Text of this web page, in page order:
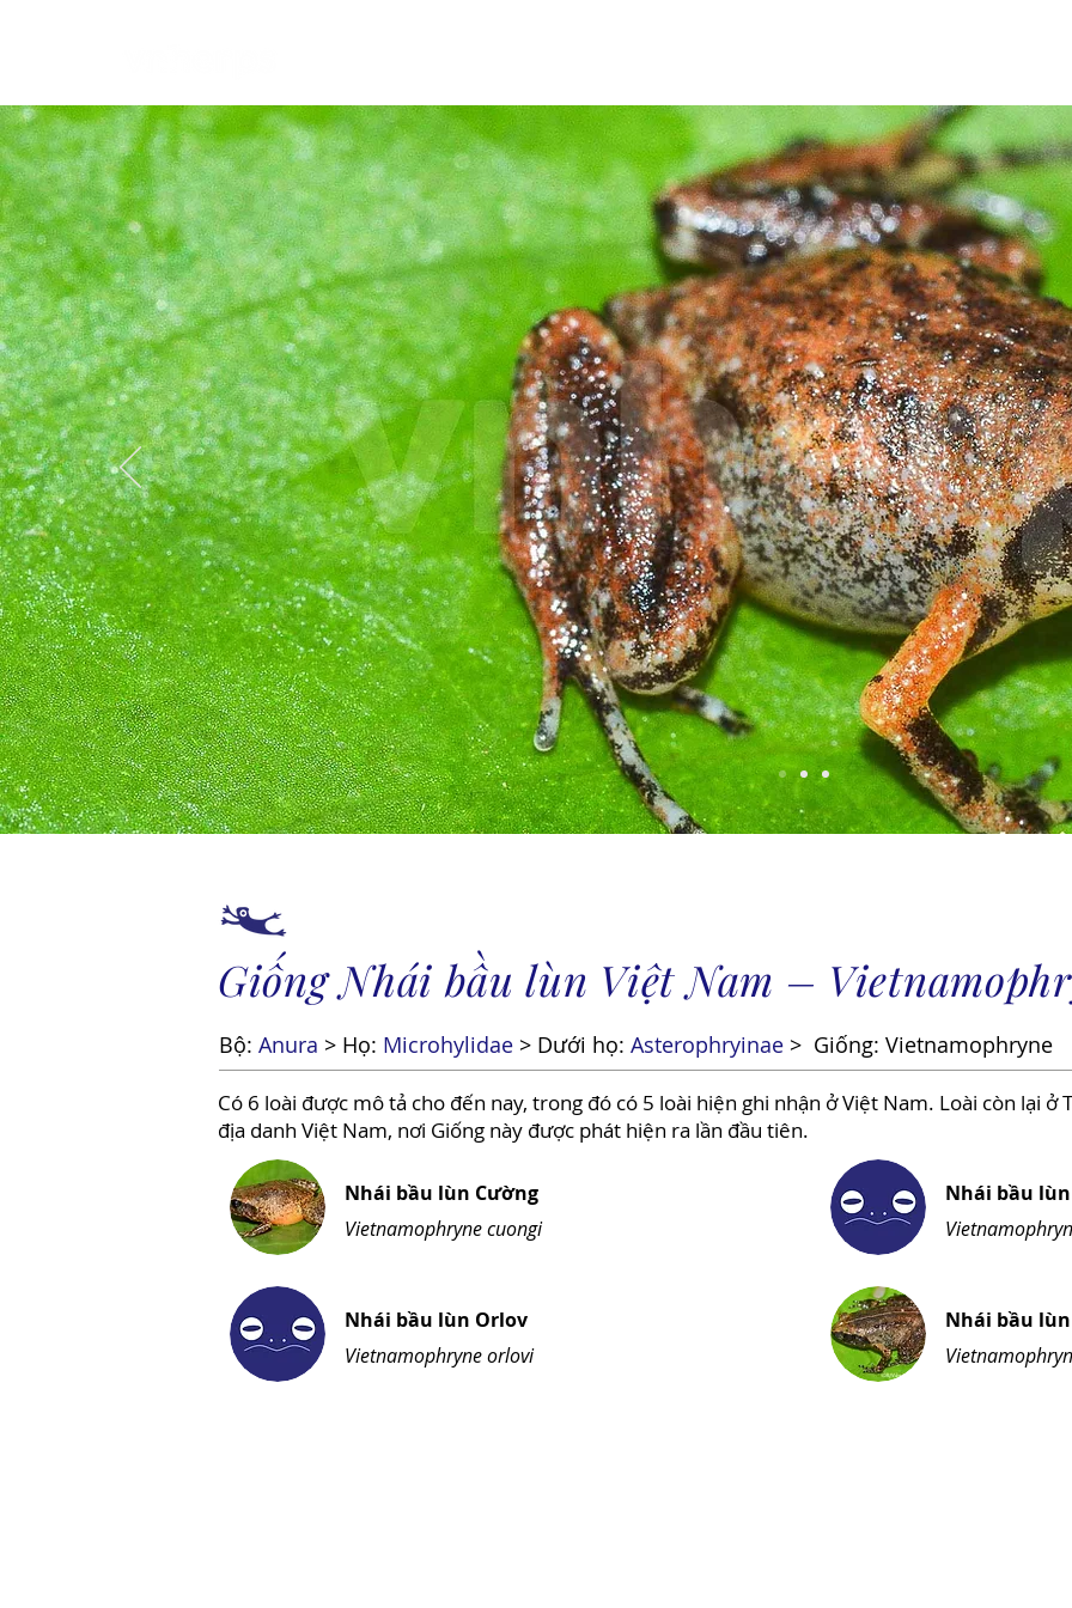
Giống Nhái bầu lùn Việt Nam –
Bộ: Anura > Họ: Microhylidae > Dưới họ: Asterophryinae > Giống: Vietnamophryne
Có 6 loài được mô tả cho đến nay, trong đó có 5 loài hiện ghi nhận ở Việt Nam. Loài còn lại ở
địa danh Việt Nam, nơi Giống này được phát hiện ra lần đầu tiên.
Nhái bầu lùn Cường
Vietnamophryne cuongi
Nhái bầu lùn Orlov
Vietnamophryne orlovi
Nhái bầu
Nhái bầu